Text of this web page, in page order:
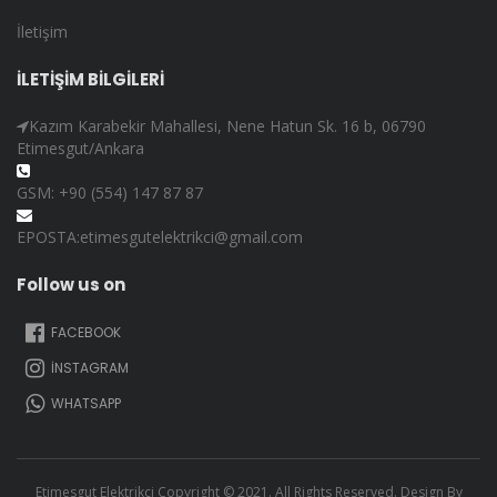
İletişim
İLETİŞİM BİLGİLERİ
Kazım Karabekir Mahallesi, Nene Hatun Sk. 16 b, 06790
Etimesgut/Ankara
GSM: +90 (554) 147 87 87
EPOSTA:etimesgutelektrikci@gmail.com
Follow us on
FACEBOOK
İNSTAGRAM
WHATSAPP
Etimesgut Elektrikçi Copyright © 2021. All Rights Reserved. Design By